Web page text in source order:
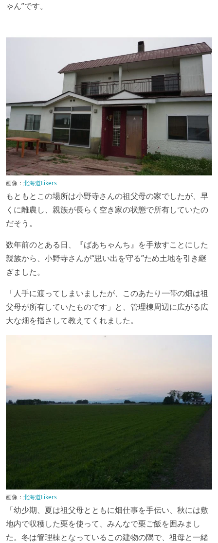
ゃん”です。
画像： 北海道Likers
もともとこの場所は小野寺さんの祖父母の家でしたが、早
くに離農し、親族が長らく空き家の状態で所有していたの
だそう。
数年前のとある日、『ばあちゃんち』を手放すことにした
親族から、小野寺さんが“思い出を守る”ため土地を引き継
ぎました。
「人手に渡ってしまいましたが、このあたり一帯の畑は祖
父母が所有していたものです」と、管理棟周辺に広がる広
大な畑を指さして教えてくれました。
画像： 北海道Likers
「幼少期、夏は祖父母とともに畑仕事を手伝い、秋には敷
地内で収穫した栗を使って、みんなで栗ご飯を囲みまし
た。冬は管理棟となっているこの建物の隅で、祖母と一緒